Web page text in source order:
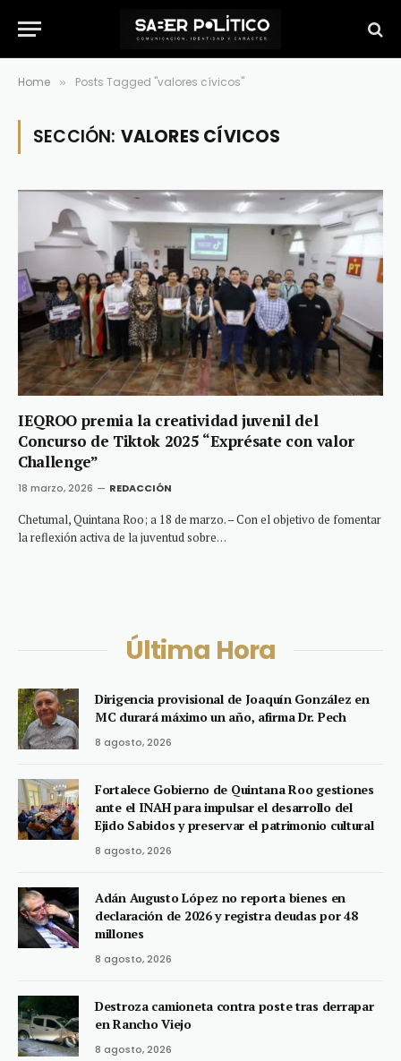
Home » Posts Tagged "valores cívicos"
SECCIÓN: VALORES CÍVICOS
IEQROO premia la creatividad juvenil del
Concurso de Tiktok 2025 “Exprésate con valor
Challenge”
18 marzo, 2026 REDACCIÓN
Chetumal, Quintana Roo; a 18 de marzo. – Con el objetivo de fomentar
la reflexión activa de la juventud sobre…
Última Hora
Dirigencia provisional de Joaquín González en
MC durará máximo un año, afirma Dr. Pech
8 agosto, 2026
Fortalece Gobierno de Quintana Roo gestiones
ante el INAH para impulsar el desarrollo del
Ejido Sabidos y preservar el patrimonio cultural
8 agosto, 2026
Adán Augusto López no reporta bienes en
declaración de 2026 y registra deudas por 48
millones
8 agosto, 2026
Destroza camioneta contra poste tras derrapar
en Rancho Viejo
8 agosto, 2026